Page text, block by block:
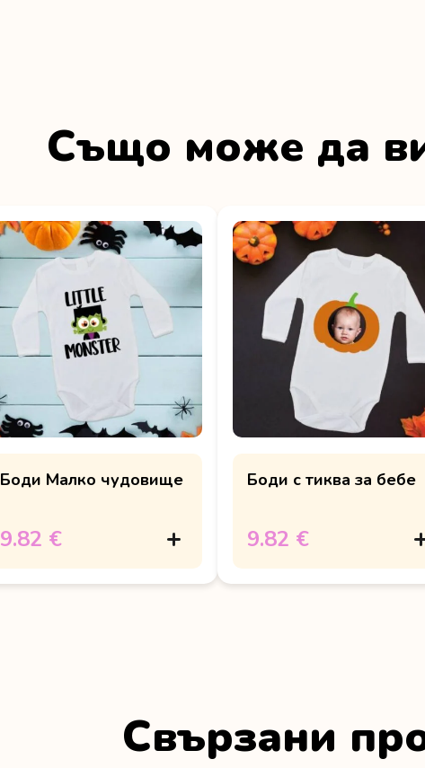
Също може да
Боди Малко чудовище
9.82 €
Боди с тиква за бебе
9.82 €
Свързани